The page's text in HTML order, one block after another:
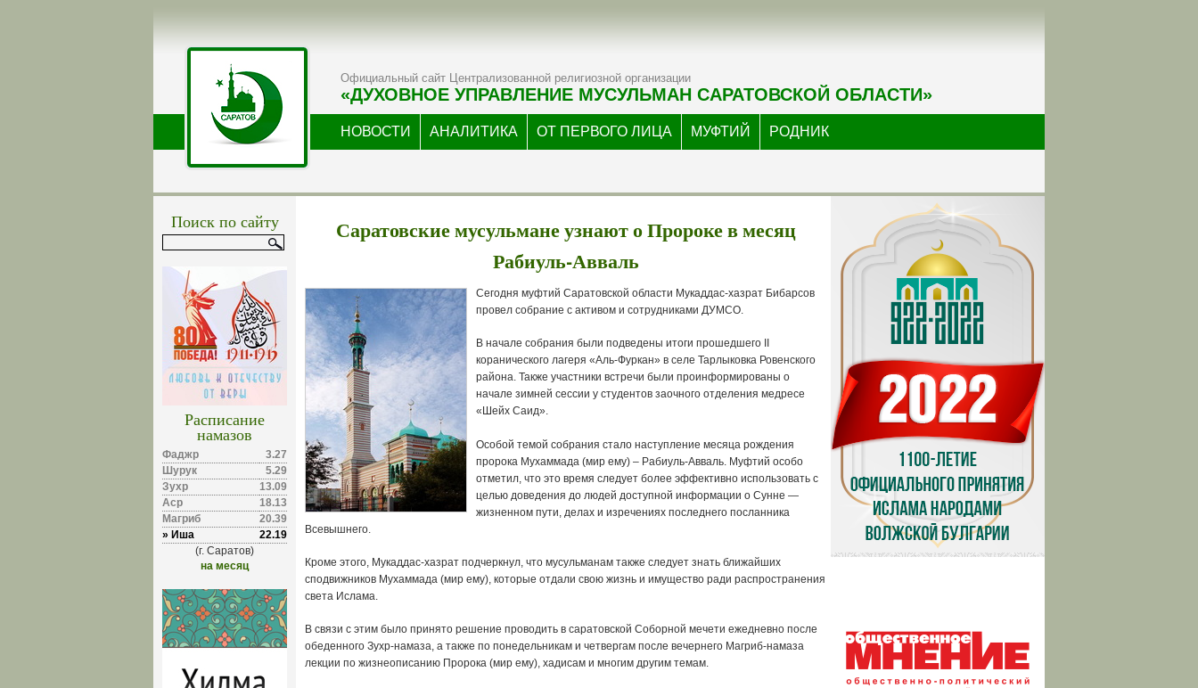
Официальный сайт Централизованной религиозной организации
«ДУХОВНОЕ УПРАВЛЕНИЕ МУСУЛЬМАН САРАТОВСКОЙ ОБЛАСТИ»
НОВОСТИ АНАЛИТИКА ОТ ПЕРВОГО ЛИЦА МУФТИЙ РОДНИК
Поиск по сайту
Расписание
намазов
Фаджр
3.27
Шурук
5.29
Зухр
13.09
Аср
18.13
Магриб
20.39
» Иша
22.19
(г. Саратов)
на месяц
Саратовские мусульмане узнают о Пророке в месяц
Рабиуль-Авваль
Сегодня муфтий Саратовской области Мукаддас-хазрат Бибарсов
провел собрание с активом и сотрудниками ДУМСО.
В начале собрания были подведены итоги прошедшего II
коранического лагеря «Аль-Фуркан» в селе Тарлыковка Ровенского
района. Также участники встречи были проинформированы о
начале зимней сессии у студентов заочного отделения медресе
«Шейх Саид».
Особой темой собрания стало наступление месяца рождения
пророка Мухаммада (мир ему) – Рабиуль-Авваль. Муфтий особо
отметил, что это время следует более эффективно использовать с
целью доведения до людей доступной информации о Сунне —
жизненном пути, делах и изречениях последнего посланника
Всевышнего.
Кроме этого, Мукаддас-хазрат подчеркнул, что мусульманам также следует знать ближайших
сподвижников Мухаммада (мир ему), которые отдали свою жизнь и имущество ради распространения
света Ислама.
В связи с этим было принято решение проводить в саратовской Соборной мечети ежедневно после
обеденного Зухр-намаза, а также по понедельникам и четвергам после вечернего Магриб-намаза
лекции по жизнеописанию Пророка (мир ему), хадисам и многим другим темам.